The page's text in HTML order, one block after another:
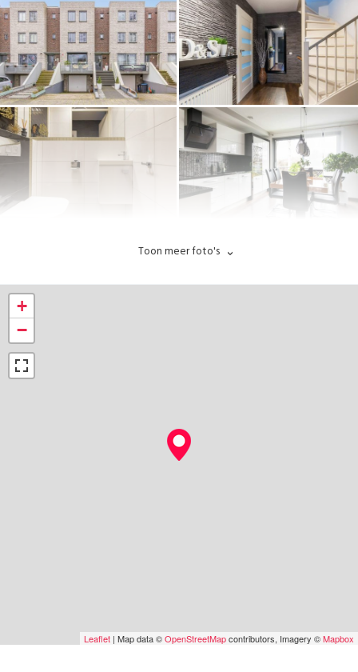
Toon meer foto's
+
−
Leaflet | Map data ©OpenStreetMapcontributors, Imagery ©Mapbox